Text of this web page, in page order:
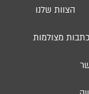
הצוות שלנו
מצולמות